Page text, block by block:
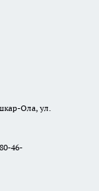
Ола, ул.
46-